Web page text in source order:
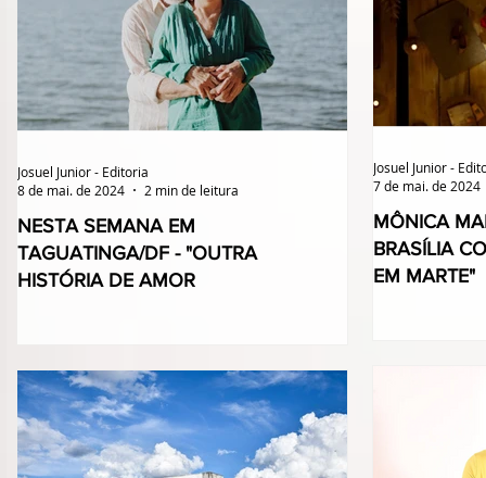
NESTA SEMANA EM
TAGUATINGA/DF - "OUTRA
HISTÓRIA DE AMOR
Josuel Junior - Editoria
8 de mai. de 2024
2 min de leitura
MÔNICA
BRASÍLIA
EM MARTE"
Josuel Junior -
7 de mai. de 2024